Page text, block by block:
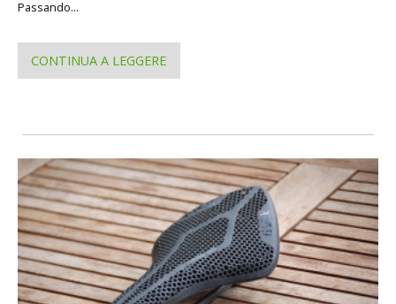
Passando...
CONTINUA A LEGGERE